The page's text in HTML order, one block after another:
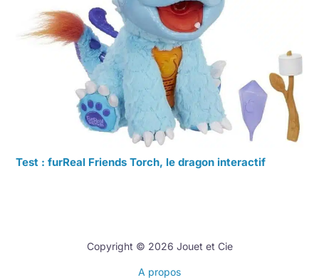
Test : furReal Friends Torch, le dragon interactif
Copyright © 2026 Jouet et Cie
A propos